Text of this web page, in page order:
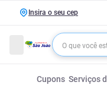
Insira o seu cep
Cupons Serviços